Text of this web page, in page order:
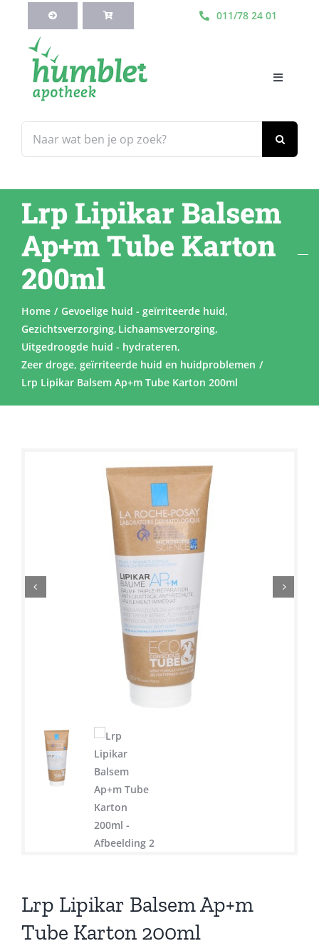
inhoud
011/78 24 01
naar:
Toggle
Webshop
Blog
Diensten
Lrp Lipikar Balsem
Ap+m Tube Karton
200ml
Home
Gevoelige huid - geïrriteerde huid
Gezichtsverzorging Lichaamsverzorging
Uitgedroogde huid - hydrateren
Zeer droge, geïrriteerde huid en huidproblemen
Lrp Lipikar Balsem Ap+m Tube Karton 200ml
Lrp Lipikar Balsem Ap+m
Tube Karton 200ml